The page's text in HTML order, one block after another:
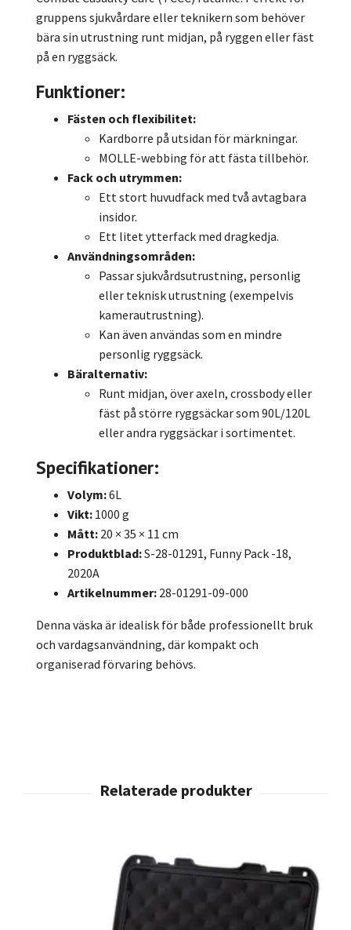
gruppens sjukvårdare eller teknikern som behöver
bära sin utrustning runt midjan, på ryggen eller fäst
på en ryggsäck.
Funktioner:
Fästen och flexibilitet:
Kardborre på utsidan för märkningar.
MOLLE-webbing för att fästa tillbehör.
Fack och utrymmen:
Ett stort huvudfack med två avtagbara
insidor.
Ett litet ytterfack med dragkedja.
Användningsområden:
Passar sjukvårdsutrustning, personlig
eller teknisk utrustning (exempelvis
kamerautrustning).
Kan även användas som en mindre
personlig ryggsäck.
Bäralternativ:
Runt midjan, över axeln, crossbody eller
fäst på större ryggsäckar som 90L/120L
eller andra ryggsäckar i sortimentet.
Specifikationer:
Volym:6L
Vikt: 1000 g
Mått: 20 × 35 × 11 cm
Produktblad:S-28-01291, Funny Pack -18,
2020A
Artikelnummer: 28-01291-09-000
Denna väska är idealisk för både professionellt bruk
och vardagsanvändning, där kompakt och
organiserad förvaring behövs.